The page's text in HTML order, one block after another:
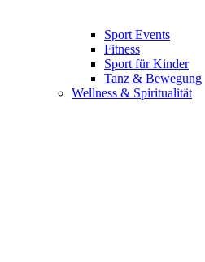
Sport Events
Fitness
Sport für Kinder
Tanz & Bewegung
Wellness & Spiritualität